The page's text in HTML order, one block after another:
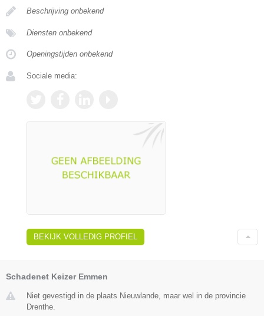
Beschrijving onbekend
Diensten onbekend
Openingstijden onbekend
Sociale media:
BEKIJK VOLLEDIG PROFIEL
Schadenet Keizer Emmen
Niet gevestigd in de plaats Nieuwlande, maar wel in de provincie
Drenthe.